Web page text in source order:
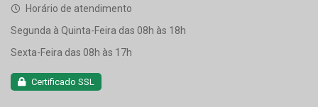
Horário de atendimento
Segunda à Quinta-Feira das 08h às 18h
Sexta-Feira das 08h às 17h
Certificado SSL